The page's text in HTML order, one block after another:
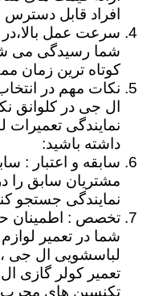
افراد قابل دسترس
سرعت عمل
شما رسیدگی می
کوتاه ترین زمان
نکات مهم در
ال جی در کلوانق
نمایندگی
داشته باشید:
سابقه و اعتبار :
مشتریان سابق را
نمایندگی جستجو
تخصص : اطمینان
شما در تعمیر
لباسشویی ال جی
تعمیر کولر گازی
تکنسین های مجرب